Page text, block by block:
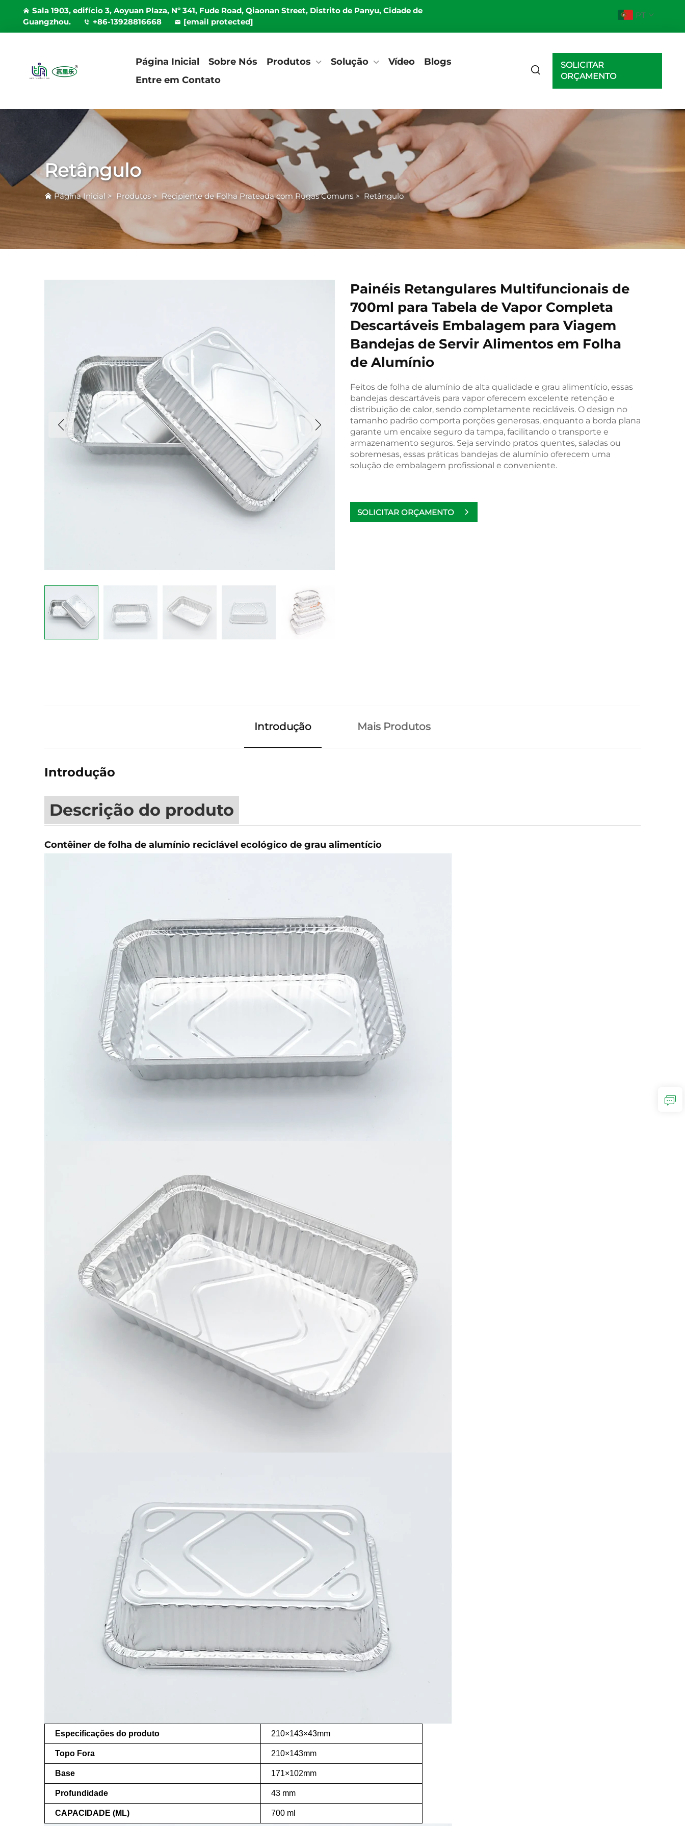
Sala 1903, edifício 3, Aoyuan Plaza, Nº 341, Fude Road, Qiaonan Street, Distrito de Panyu, Cidade de
Guangzhou.
+86-13928816668 [email protected]
PT
Página Inicial Sobre Nós Produtos Solução Vídeo
Blogs
Entre em Contato
SOLICITAR
ORÇAMENTO
Retângulo
Página Inicial > Produtos> Recipiente de Folha Prateada com Rugas Comuns > Retângulo
Painéis Retangulares Multifuncionais de
700ml para Tabela de Vapor Completa
Descartáveis Embalagem para Viagem
Bandejas de Servir Alimentos em Folha
de Alumínio
Feitos de folha de alumínio de alta qualidade e grau alimentício, essas
bandejas descartáveis para vapor oferecem excelente retenção e
distribuição de calor, sendo completamente recicláveis. O design no
tamanho padrão comporta porções generosas, enquanto a borda plana
garante um encaixe seguro da tampa, facilitando o transporte e
armazenamento seguros. Seja servindo pratos quentes, saladas ou
sobremesas, essas práticas bandejas de alumínio oferecem uma
solução de embalagem profissional e conveniente.
SOLICITAR ORÇAMENTO
Introdução Mais Produtos
Introdução
Descrição do produto
Contêiner de folha de alumínio reciclável ecológico de grau alimentício
Especificações do produto 210×143×43mm
Topo Fora 210×143mm
Base 171×102mm
Profundidade 43 mm
CAPACIDADE (ML) 700 ml